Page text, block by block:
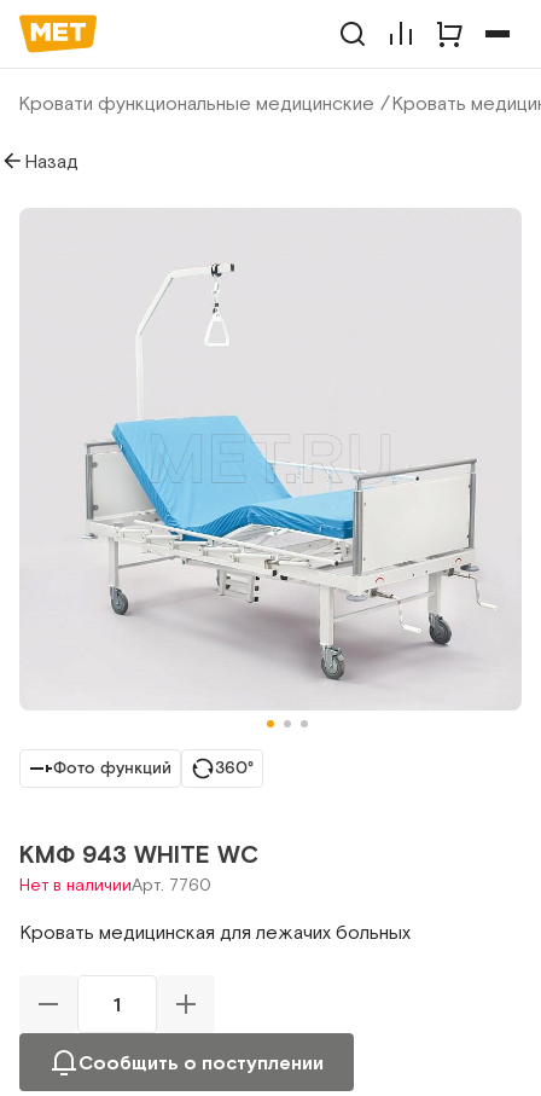
Кровати функциональные медицинские Кровать
Назад
Фото функций 360°
КМФ 943 WHITE WC
Нет в наличииАрт. 7760
Кровать медицинская для лежачих больных
Сообщить о поступлении